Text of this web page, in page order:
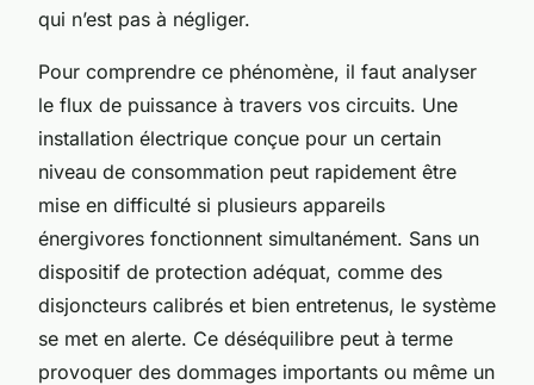
qui n’est pas à négliger.
Pour comprendre ce phénomène, il faut analyser
le flux de puissance à travers vos circuits. Une
installation électrique conçue pour un certain
niveau de consommation peut rapidement être
mise en difficulté si plusieurs appareils
énergivores fonctionnent simultanément. Sans un
dispositif de protection adéquat, comme des
disjoncteurs calibrés et bien entretenus, le système
se met en alerte. Ce déséquilibre peut à terme
provoquer des dommages importants ou même un